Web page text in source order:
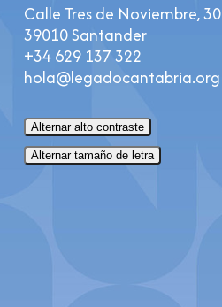
Calle Tres de Noviembre, 30
39010 Santander
+34 629 137 322
hola@legadocantabria.org
Alternar alto contraste
Alternar tamaño de letra